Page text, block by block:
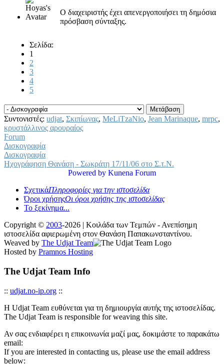
Ο διαχειριστής έχει απενεργοποιήσει τη δημόσια
πρόσβαση σύνταξης.
Σελίδα:
1
2
3
4
5
Συντονιστές: udjat, Σκιπίωνας, MeLiTzaNio, Jean Marinaque, mrpc,
κρυστάλλινος αρουραίος
Forum
Δισκογραφία
Δισκογραφία
Ηχογράφηση Θανάση - Σωκράτη 17/11/06 στο Σ.τ.Ν.
Powered by Kunena Forum
ΣχετικάΠληροφορίες για την ιστοσελίδα
Όροι χρήσηςΟι όροι χρήσης της ιστοσελίδας
Το ξεκίνημα...
Copyright © 2003-2026 | Κοιλάδα των Τεμπών - Ανεπίσημη
ιστοσελίδα αφιερωμένη στον Θανάση Παπακωνσταντίνου.
Weaved by The Udjat Team
Hosted by Pramnos Hosting
The Udjat Team Info
:: udjat.no-ip.org ::
Η Udjat Team ευθύνεται για τη δημιουργία αυτής της ιστοσελίδας.
The Udjat Team is responsible for weaving this site.
Αν σας ενδιαφέρει η επικοινωνία μαζί μας, δοκιμάστε το παρακάτω
email:
If you are interested in contacting us, please use the email address
below: